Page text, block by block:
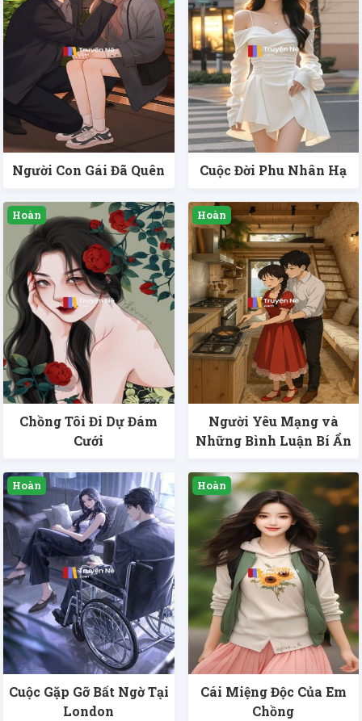
Người Con Gái Đã Quên Cuộc Đời Phu Nhân Hạ
Chồng Tôi Đi Dự Đám
Cưới
Người Yêu Mạng và
Những Bình Luận Bí Ẩn
Cuộc Gặp Gỡ Bất Ngờ Tại
London
Cái Miệng Độc Của Em
Chồng